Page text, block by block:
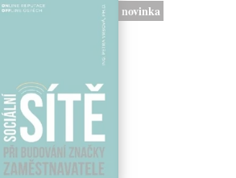
novinka